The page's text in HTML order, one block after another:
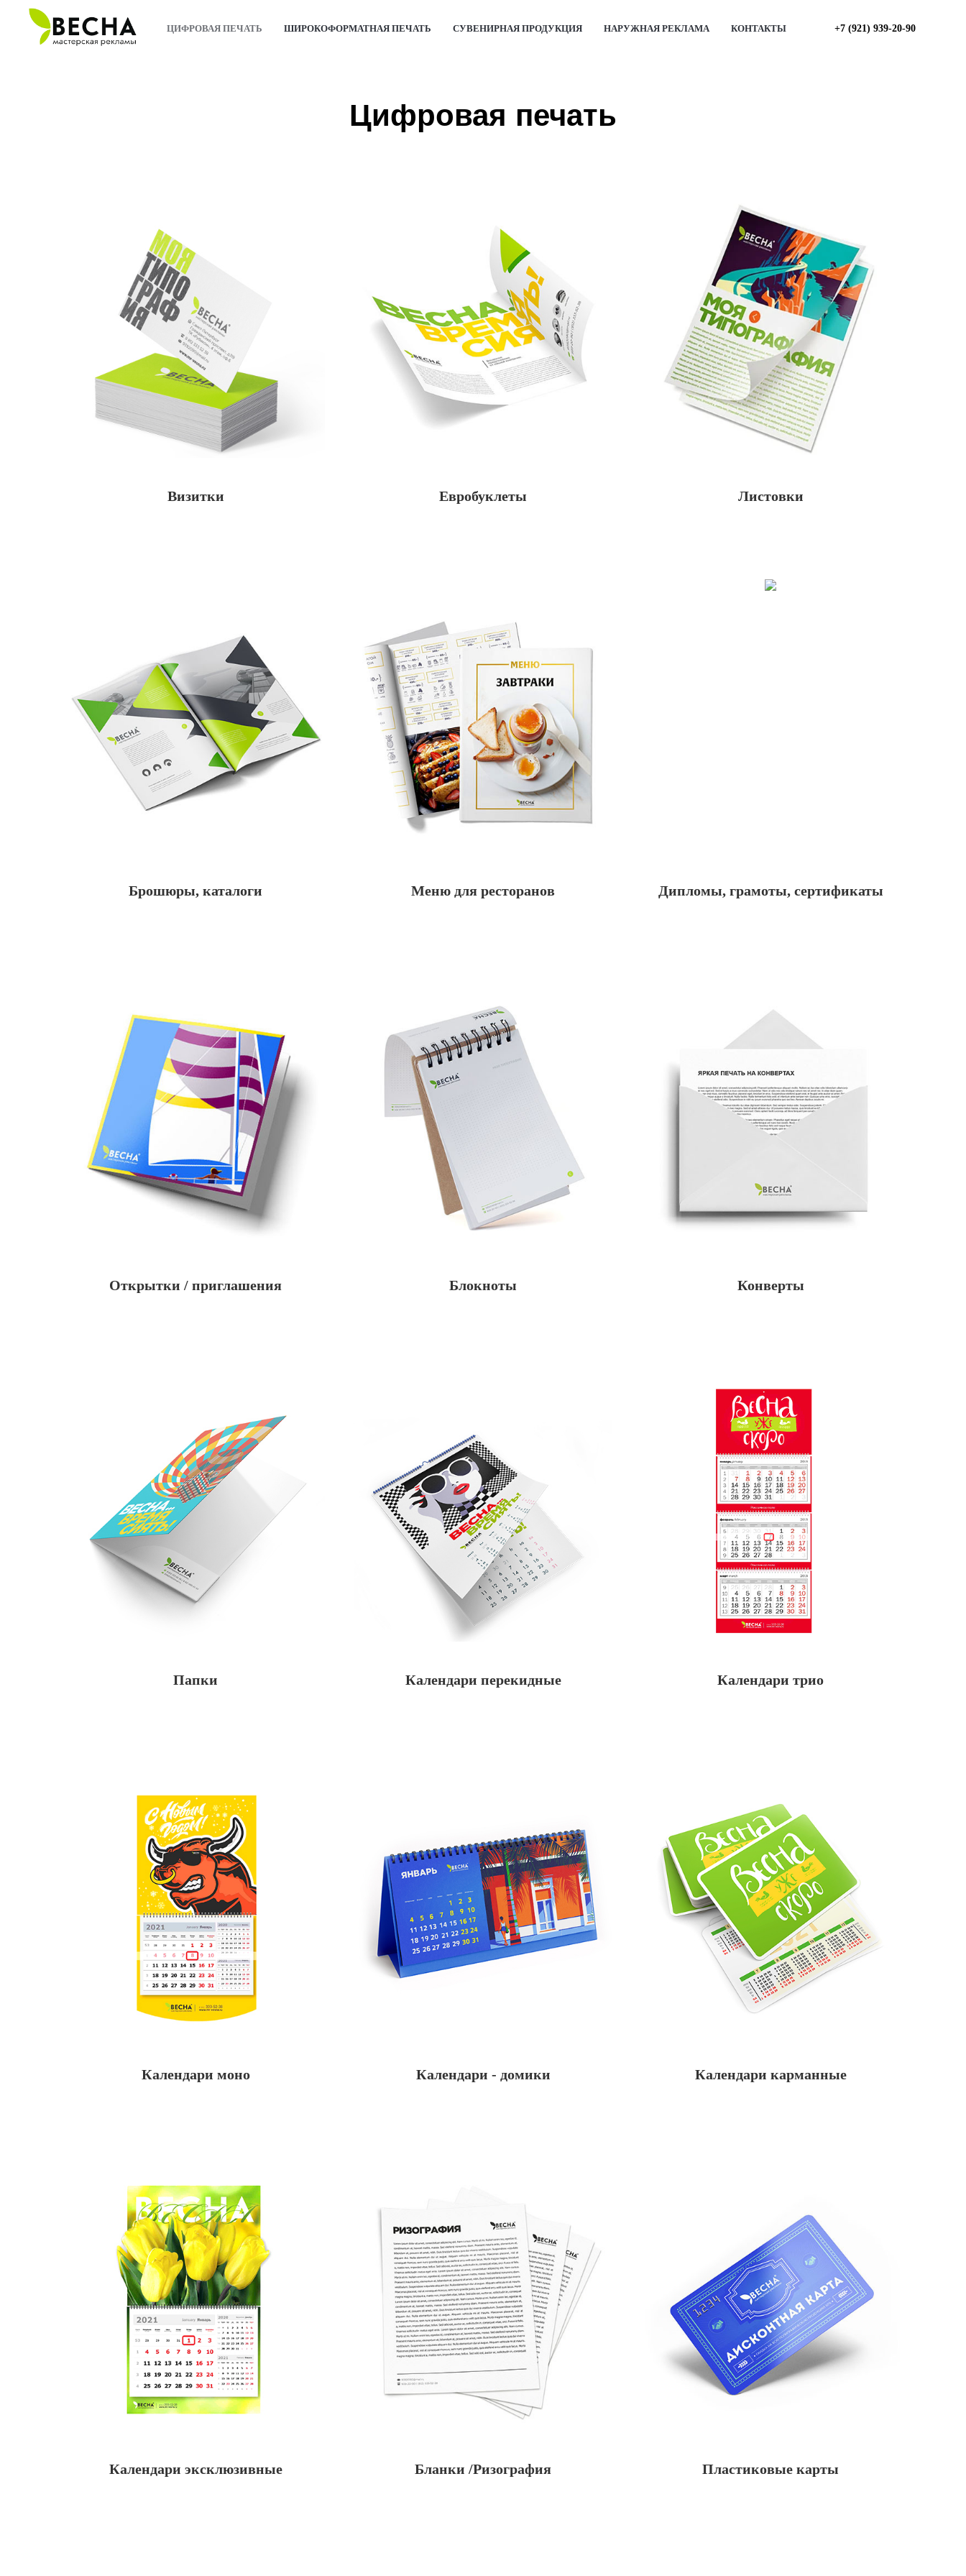
ЦИФРОВАЯ ПЕЧАТЬ ШИРОКОФОРМАТНАЯ ПЕЧАТЬ СУВЕНИРНАЯ ПРОДУКЦИЯ НАРУЖНАЯ РЕКЛАМА КОНТАКТЫ +7 (921) 939-20-90
Цифровая печать
Визитки Евробуклеты Листовки
Брошюры, каталоги Меню для ресторанов Дипломы, грамоты, сертификаты
Открытки / приглашения Блокноты Конверты
Папки Календари перекидные Календари трио
Календари моно Календари - домики Календари карманные
Календари эксклюзивные Бланки /Ризография Пластиковые карты